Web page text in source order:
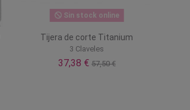
Sin stock online
Tijera de corte Titanium
3 Claveles
37,38 € 57,50 €